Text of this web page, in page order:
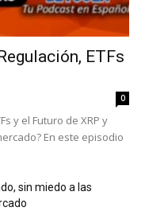
ETFs
0
y el Futuro de XRP y
En este episodio
sin miedo a las